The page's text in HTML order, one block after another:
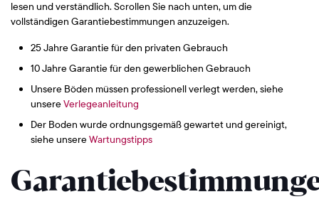
lesen und verständlich. Scrollen Sie nach unten, um die
vollständigen Garantiebestimmungen anzuzeigen.
25 Jahre Garantie für den privaten Gebrauch
10 Jahre Garantie für den gewerblichen Gebrauch
Unsere Böden müssen professionell verlegt werden, siehe
unsereVerlegeanleitung
Der Boden wurde ordnungsgemäß gewartet und gereinigt,
siehe unsereWartungstipps